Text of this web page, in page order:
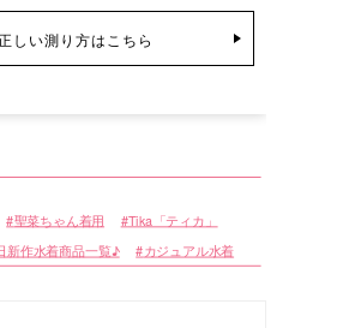
しい測り方はこちら
聖菜ちゃん着用 Tika「ティカ」
新作水着商品一覧♪ カジュアル水着